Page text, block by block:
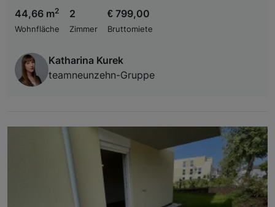
44,66 m2
Wohnfläche
2
Zimmer
€ 799,00
Bruttomiete
Katharina Kurek
teamneunzehn-Gruppe